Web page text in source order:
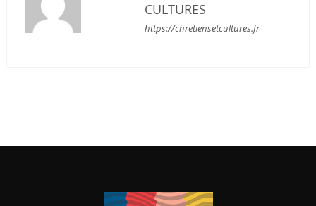
CULTURES
https://chretiensetcultures.fr